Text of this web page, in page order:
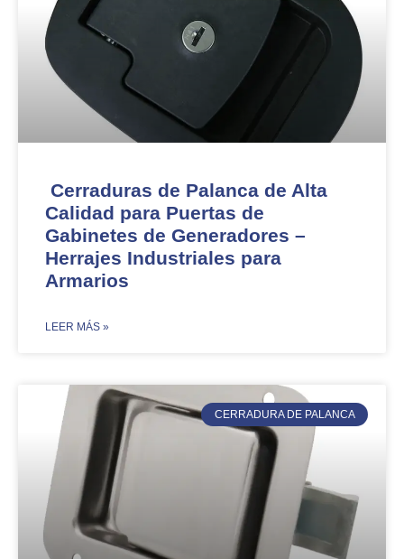
Cerraduras de Palanca de Alta
Calidad para Puertas de
Gabinetes de Generadores –
Herrajes Industriales para
Armarios
​LEER MÁS »
CERRADURA DE PALANCA